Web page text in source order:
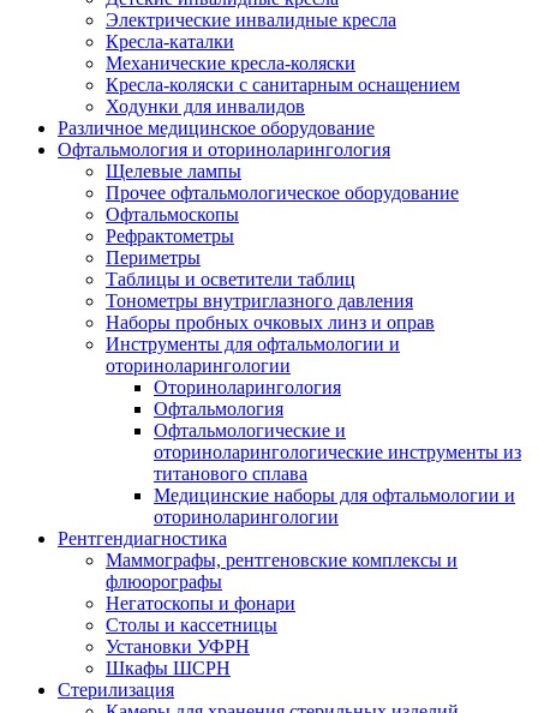
Электрические инвалидные кресла
Кресла-каталки
Механические кресла-коляски
Кресла-коляски с санитарным оснащением
Ходунки для инвалидов
Различное медицинское оборудование
Офтальмология и оториноларингология
Щелевые лампы
Прочее офтальмологическое оборудование
Офтальмоскопы
Рефрактометры
Периметры
Таблицы и осветители таблиц
Тонометры внутриглазного давления
Наборы пробных очковых линз и оправ
Инструменты для офтальмологии и
оториноларингологии
Оториноларингология
Офтальмология
Офтальмологические и
оториноларингологические инструменты из
титанового сплава
Медицинские наборы для офтальмологии и
оториноларингологии
Рентгендиагностика
Маммографы, рентгеновские комплексы и
флюорографы
Негатоскопы и фонари
Столы и кассетницы
Установки УФРН
Шкафы ШСРН
Стерилизация